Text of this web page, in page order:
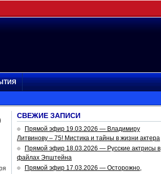
СВЕЖИЕ ЗАПИСИ
Прямой эфир 19.03.2026 — Владимиру
Литвинову – 75! Мистика и тайны в жизни актера
Прямой эфир 18.03.2026 — Русские актрисы в
файлах Эпштейна
Прямой эфир 17.03.2026 — Осторожно,